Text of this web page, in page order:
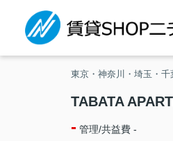
東京・神奈川・埼玉・
TABATA
- 管理/共益費 -